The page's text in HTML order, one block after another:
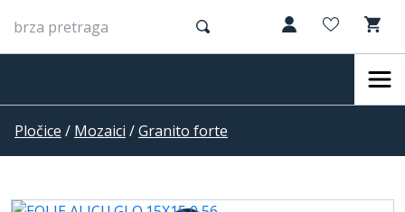
Pločice / Mozaici /Granito forte